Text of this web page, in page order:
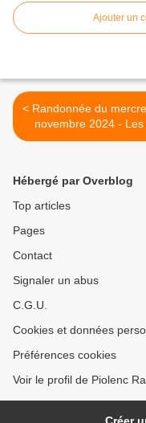
Ajouter un
< Randonnée du mercredi 6
novembre 2024 - Les
chapelles
Hébergé par Overblog
Top articles
Pages
Contact
Signaler un abus
C.G.U.
Cookies et données
Préférences cookies
Voir le profil de Piolenc